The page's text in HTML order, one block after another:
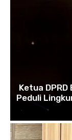
Ketua
Peduli